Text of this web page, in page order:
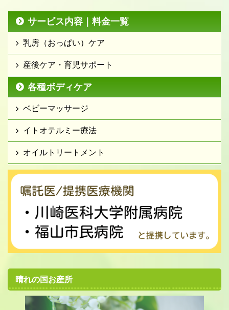
サービス内容｜料金一覧
乳房（おっぱい）ケア
産後ケア・育児サポート
各種ボディケア
ベビーマッサージ
イトオテルミー療法
オイルトリートメント
晴れの国お産所